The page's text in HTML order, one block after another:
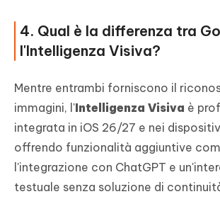
4. Qual è la differenza tra
l'Intelligenza Visiva?
Mentre entrambi forniscono il
immagini, l'Intelligenza Visiva è
integrata in iOS 26/27 e nei
offrendo funzionalità aggiuntive
l'integrazione con ChatGPT e
testuale senza soluzione di